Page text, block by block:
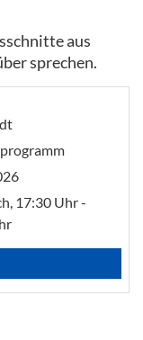
aus
sprechen.
17:30 Uhr -